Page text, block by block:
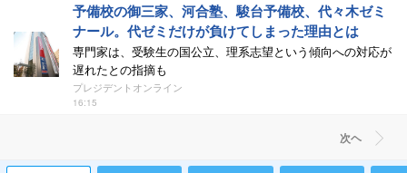
予備校の御三家、河合塾、駿台予備校、代々木ゼミ
ナール。代ゼミだけが負けてしまった理由とは
専門家は、受験生の国公立、理系志望という傾向への対応が
遅れたとの指摘も
プレジデントオンライン
16:15
次ヘ